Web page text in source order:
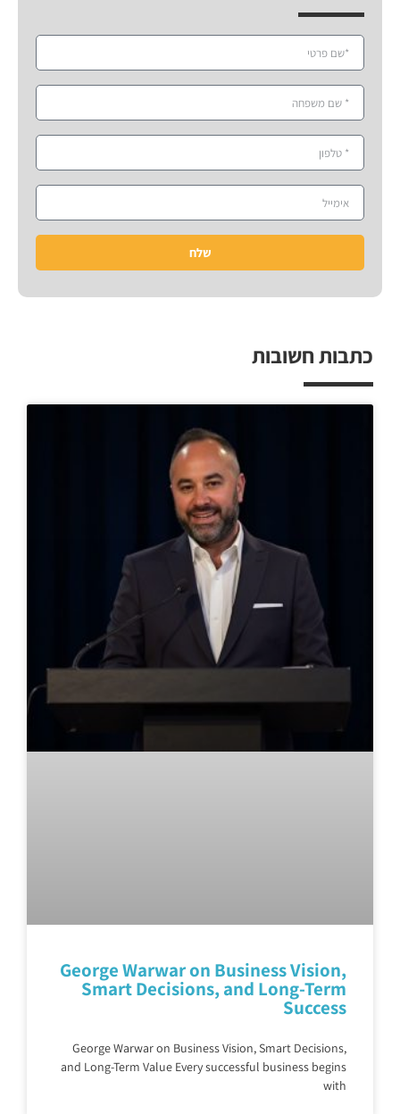
שלח
כתבות חשובות
George Warwar on Business Vision,
Smart Decisions, and Long-Term
Success
George Warwar on Business Vision, Smart Decisions,
and Long-Term Value Every successful business begins
with